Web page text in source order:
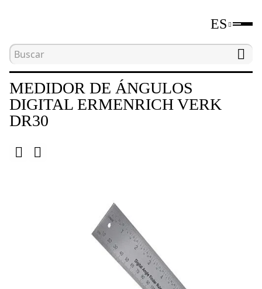
ES
Inicio Niveles digitales y medidores
MEDIDOR DE ÁNGULOS
DIGITAL ERMENRICH VERK
DR30